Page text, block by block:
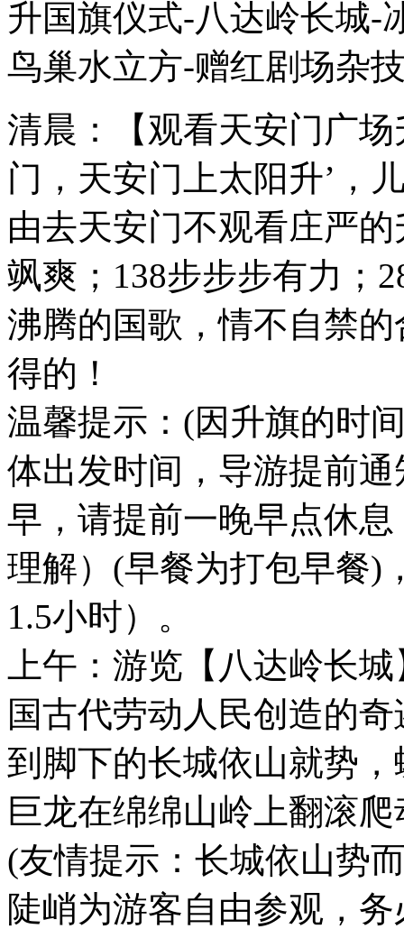
升国旗仪式-八达岭长城-
鸟巢水立方-赠红剧场杂
清晨：【观看天安门广
门，天安门上太阳升’，
由去天安门不观看庄严
飒爽；138步步步有力；
沸腾的国歌，情不自禁
得的！
温馨提示：(因升旗的时
体出发时间，导游提前
早，请提前一晚早点休
理解）(早餐为打包早餐)
1.5小时）。
上午：游览【八达岭长
国古代劳动人民创造的
到脚下的长城依山就势
巨龙在绵绵山岭上翻滚
(友情提示：长城依山势
陡峭为游客自由参观，